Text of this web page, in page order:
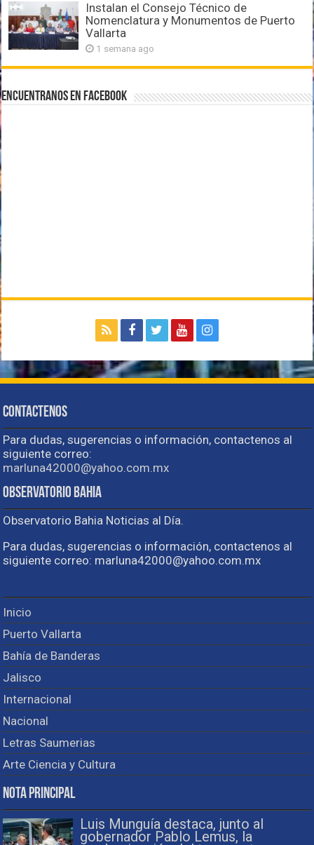
Instalan el Consejo Técnico de
Nomenclatura y Monumentos de Puerto
Vallarta
1 semana ago
Encuentranos en Facebook
Contactenos
Para dudas, sugerencias o información, contactenos al
siguiente correo:
marluna42000@yahoo.com.mx
Observatorio Bahia
Observatorio Bahia Noticias al Día.
Para dudas, sugerencias o información, contactenos al
siguiente correo: marluna42000@yahoo.com.mx
Inicio
Puerto Vallarta
Bahía de Banderas
Jalisco
Internacional
Nacional
Letras Saumerias
Arte Ciencia y Cultura
Nota Principal
Luis Munguía destaca, junto al
gobernador Pablo Lemus, la